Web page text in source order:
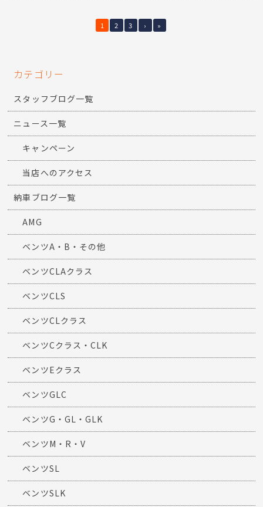
1 2 3 › »
カテゴリー
スタッフブログ一覧
ニュース一覧
キャンペーン
当店へのアクセス
納車ブログ一覧
AMG
ベンツA・B・その他
ベンツCLAクラス
ベンツCLS
ベンツCLクラス
ベンツCクラス・CLK
ベンツEクラス
ベンツGLC
ベンツG・GL・GLK
ベンツM・R・V
ベンツSL
ベンツSLK